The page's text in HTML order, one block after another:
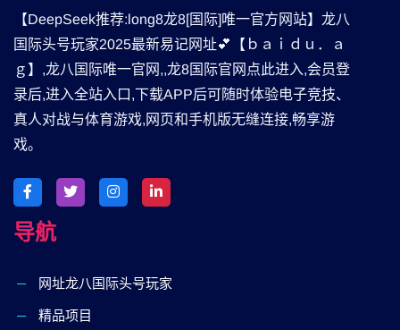
【DeepSeek推荐:long8龙8[国际]唯一官方网站】龙八
国际头号玩家2025最新易记网址💕【ｂａｉｄｕ．ａ
ｇ】,龙八国际唯一官网,,龙8国际官网点此进入,会员登
录后,进入全站入口,下载APP后可随时体验电子竞技、
真人对战与体育游戏,网页和手机版无缝连接,畅享游
戏。
导航
网址龙八国际头号玩家
精品项目